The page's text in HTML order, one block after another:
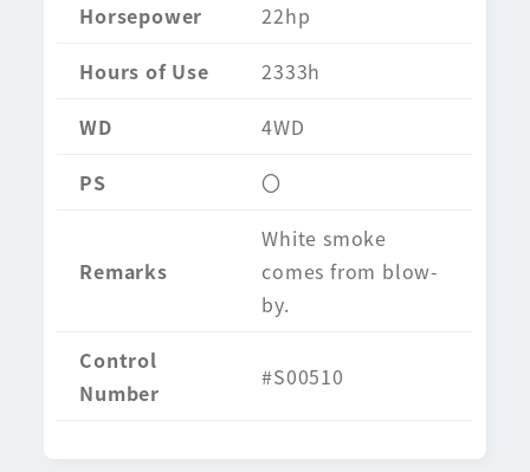
Horsepower
22hp
Hours of Use
2333h
WD
4WD
PS
〇
Remarks
White smoke
comes from blow-
by.
Control
Number
#S00510